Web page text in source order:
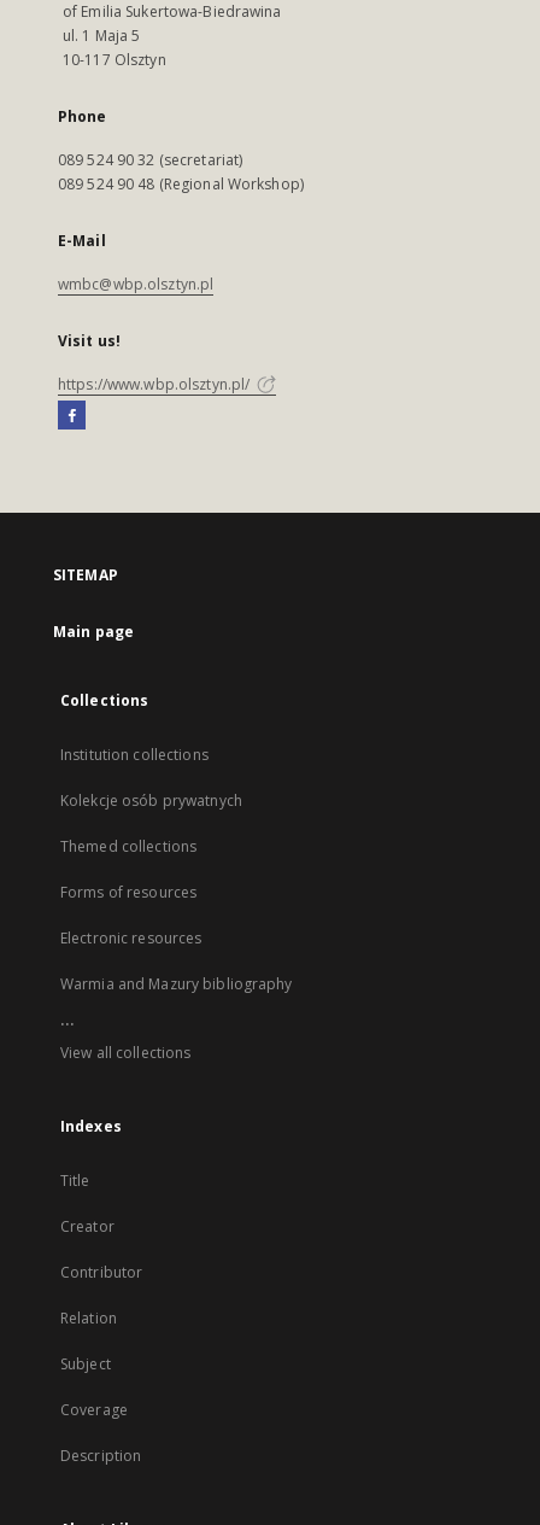
of Emilia Sukertowa-Biedrawina
ul. 1 Maja 5
10-117 Olsztyn
Phone
089 524 90 32 (secretariat)
089 524 90 48 (Regional Workshop)
E-Mail
wmbc@wbp.olsztyn.pl
Visit us!
https://www.wbp.olsztyn.pl/
SITEMAP
Main page
Collections
Institution collections
Kolekcje osób prywatnych
Themed collections
Forms of resources
Electronic resources
Warmia and Mazury bibliography
...
View all collections
Indexes
Title
Creator
Contributor
Relation
Subject
Coverage
Description